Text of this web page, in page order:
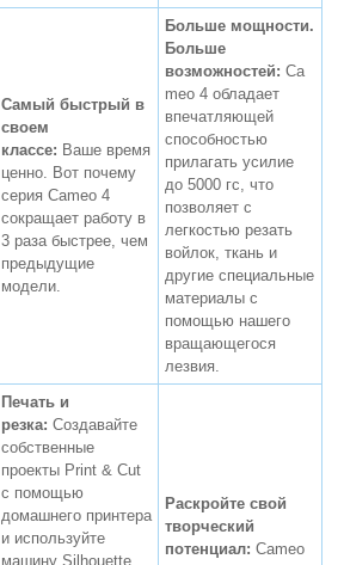
Самый быстрый в
своем
классе: Ваше время
ценно. Вот почему
серия Cameo 4
сокращает работу в
3 раза быстрее, чем
предыдущие
модели.
Больше мощности.
Больше
возможностей: Ca
meo 4 обладает
впечатляющей
способностью
прилагать усилие
до 5000 гс, что
позволяет с
легкостью резать
войлок, ткань и
другие специальные
материалы с
помощью нашего
вращающегося
лезвия.
Печать и
резка: Создавайте
собственные
проекты Print & Cut
с помощью
домашнего принтера
и используйте
машину Silhouette
Раскройте свой
творческий
потенциал: Cameo